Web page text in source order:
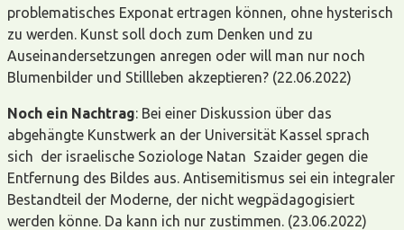
problematisches Exponat ertragen können, ohne hysterisch
zu werden. Kunst soll doch zum Denken und zu
Auseinandersetzungen anregen oder will man nur noch
Blumenbilder und Stillleben akzeptieren? (22.06.2022)
Noch ein Nachtrag: Bei einer Diskussion über das
abgehängte Kunstwerk an der Universität Kassel sprach
sich der israelische Soziologe Natan Szaider gegen die
Entfernung des Bildes aus. Antisemitismus sei ein integraler
Bestandteil der Moderne, der nicht wegpädagogisiert
werden könne. Da kann ich nur zustimmen. (23.06.2022)